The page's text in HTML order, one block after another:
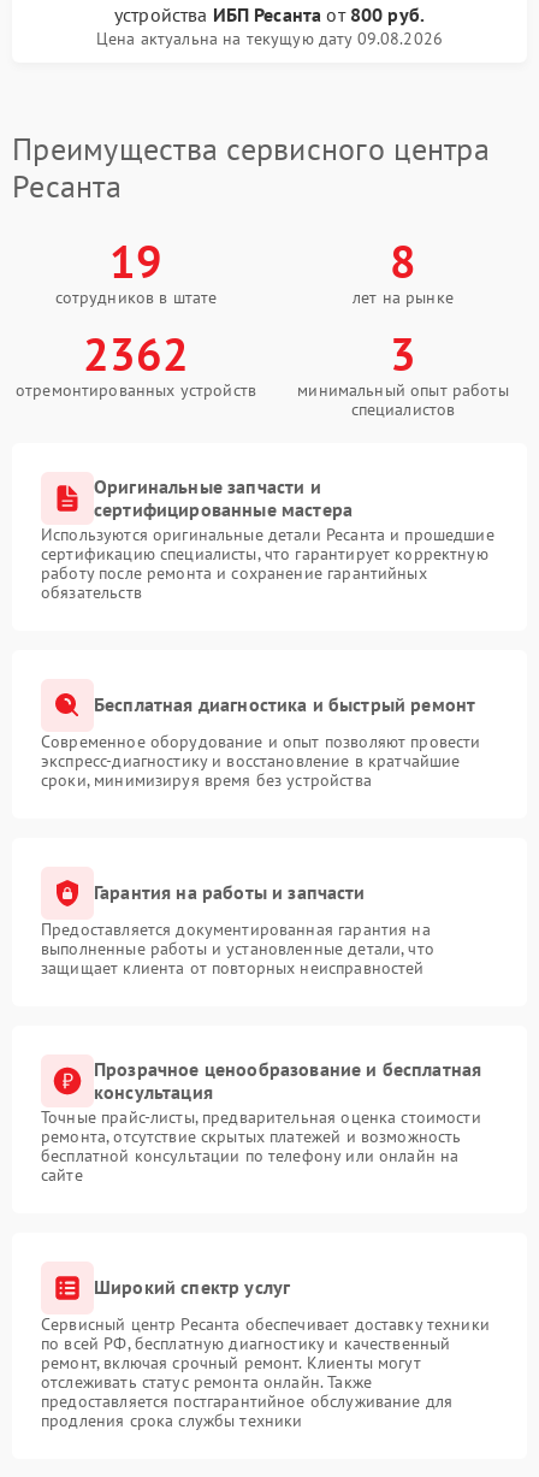
устройства ИБП Ресанта от 800 руб.
Цена актуальна на текущую дату 09.08.2026
Преимущества сервисного центра
Ресанта
19
сотрудников в штате
8
лет на рынке
2362
отремонтированных устройств
3
минимальный опыт работы
специалистов
Оригинальные запчасти и
сертифицированные мастера
Используются оригинальные детали Ресанта и прошедшие
сертификацию специалисты, что гарантирует корректную
работу после ремонта и сохранение гарантийных
обязательств
Бесплатная диагностика и быстрый ремонт
Современное оборудование и опыт позволяют провести
экспресс-диагностику и восстановление в кратчайшие
сроки, минимизируя время без устройства
Гарантия на работы и запчасти
Предоставляется документированная гарантия на
выполненные работы и установленные детали, что
защищает клиента от повторных неисправностей
Прозрачное ценообразование и бесплатная
консультация
Точные прайс-листы, предварительная оценка стоимости
ремонта, отсутствие скрытых платежей и возможность
бесплатной консультации по телефону или онлайн на
сайте
Широкий спектр услуг
Сервисный центр Ресанта обеспечивает доставку техники
по всей РФ, бесплатную диагностику и качественный
ремонт, включая срочный ремонт. Клиенты могут
отслеживать статус ремонта онлайн. Также
предоставляется постгарантийное обслуживание для
продления срока службы техники